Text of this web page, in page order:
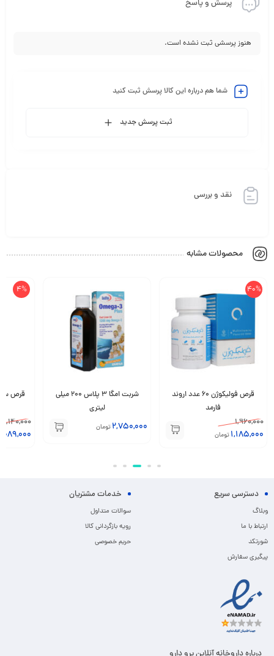
پرسش و پاسخ
هنوز پرسشی ثبت نشده است.
شما هم درباره این کالا پرسش ثبت کنید
ثبت پرسش جدید
نقد و بررسی
محصولات مشابه
40%
قرص فولیکوژن 60 عدد اروند
فارمد
1,960,000
1,185,000 تومان
شربت امگا 3 پلاس 200 میلی
لیتری
2,750,000 تومان
4%
قرص
1,140,000
دسترسی سریع
وبلاگ
ارتباط با ما
شورتکد
پیگیری سفارش
خدمات مشتریان
سوالات متداول
رویه بازگردانی کالا
حریم خصوصی